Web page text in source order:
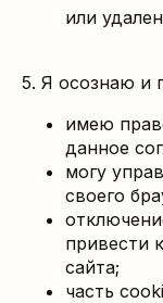
или
5. Я осознаю и
имею
данное
могу
своего
привести
сайта;
часть